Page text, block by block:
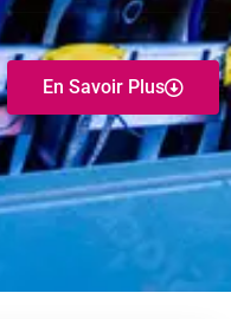
En Savoir Plus